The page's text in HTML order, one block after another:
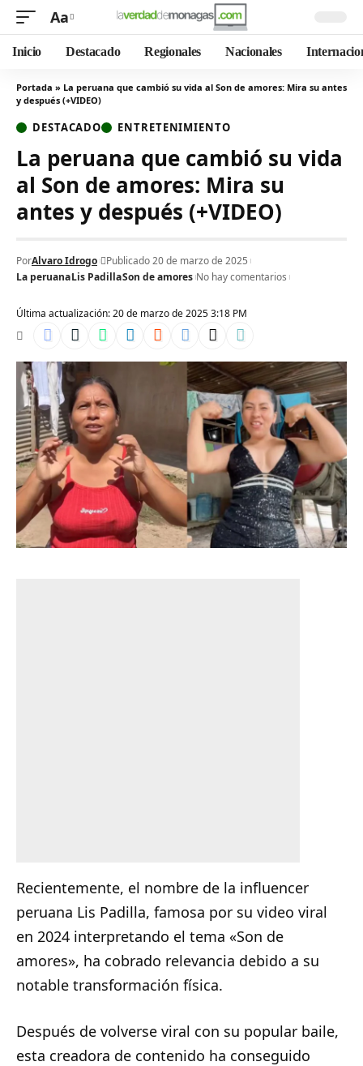
Aa
Inicio Destacado Regionales Nacionales
Portada » La peruana que cambió su vida al Son de amores: Mira su antes
y después (+VIDEO)
DESTACADO ENTRETENIMIENTO
La peruana que cambió su vida
al Son de amores: Mira su
antes y después (+VIDEO)
Última actualización: 20 de marzo de 2025 3:18 PM
PorAlvaro Idrogo
Publicado 20 de marzo de 2025
La peruanaLis PadillaSon de amores No hay comentarios
Recientemente, el nombre de la influencer
peruana Lis Padilla, famosa por su video viral
en 2024 interpretando el tema «Son de
amores», ha cobrado relevancia debido a su
notable transformación física.
Después de volverse viral con su popular baile,
esta creadora de contenido ha conseguido